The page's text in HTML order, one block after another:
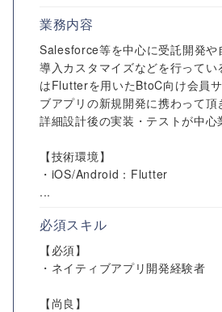
業務内容
Salesforce等を中心に受託開発や
導入カスタマイズなどを行ってい
はFlutterを用いたBtoC向け会員
ブアプリの新規開発に携わって頂
詳細設計後の実装・テストが中心
【技術環境】
・iOS/Android：Flutter
...
必須スキル
【必須】
・ネイティブアプリ開発経験者
【尚良】